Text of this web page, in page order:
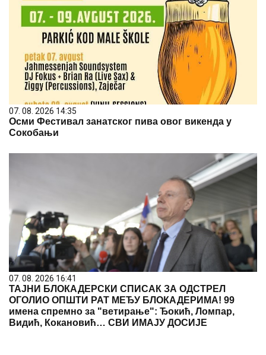
07. 08. 2026 14:35
Осми Фестивал занатског пива овог викенда у
Сокобањи
07. 08. 2026 16:41
ТАЈНИ БЛОКАДЕРСКИ СПИСАК ЗА ОДСТРЕЛ
ОГОЛИО ОПШТИ РАТ МЕЂУ БЛОКАДЕРИМА! 99
имена спремно за "ветирање": Ђокић, Ломпар,
Видић, Кокановић… СВИ ИМАЈУ ДОСИЈЕ